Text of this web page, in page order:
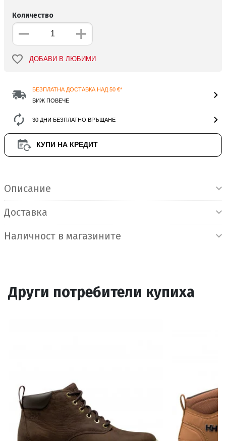
Количество
ДОБАВИ В ЛЮБИМИ
БЕЗПЛАТНА ДОСТАВКА НАД 50 €*
ВИЖ ПОВЕЧЕ
30 ДНИ БЕЗПЛАТНО ВРЪЩАНЕ
КУПИ НА КРЕДИТ
Описание
Доставка
Наличност в магазините
Други потребители купиха